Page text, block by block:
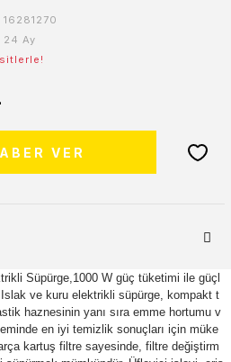
16281270
24 Ay
VER
Süpürge,1000 W güç tüketimi ile güçl
ve kuru elektrikli süpürge, kompakt t
haznesinin yanı sıra emme hortumu v
en iyi temizlik sonuçları için müke
kartuş filtre sayesinde, filtre değiştirm